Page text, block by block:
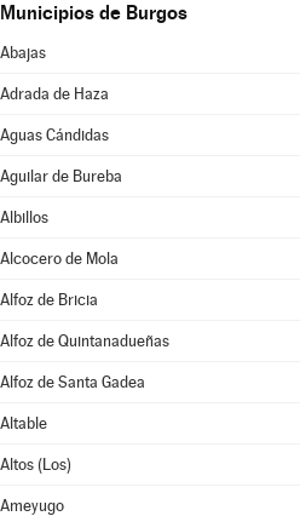
Municipios de Burgos
Abajas
Adrada de Haza
Aguas Cándidas
Aguilar de Bureba
Albillos
Alcocero de Mola
Alfoz de Bricia
Alfoz de Quintanadueñas
Alfoz de Santa Gadea
Altable
Altos (Los)
Ameyugo